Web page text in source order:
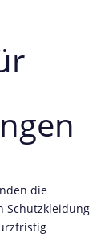
die
Schutzkleidung